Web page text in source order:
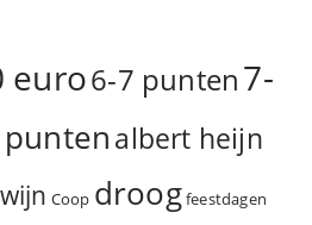
euro6-7 punten7-
albert heijn
Coop droogfeestdagen